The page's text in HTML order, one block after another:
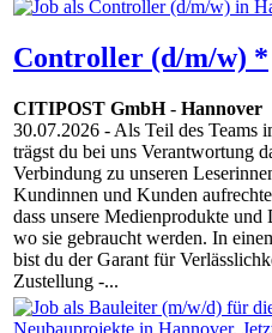
Controller (d/m/w) *
CITIPOST GmbH- Hannover
30.07.2026 - Als Teil des Teams
trägst du bei uns Verantwortung
Verbindung zu unseren
Kundinnen und Kunden
dass unsere Medienprodukte
wo sie gebraucht werden. In
bist du der Garant für
Zustellung -...